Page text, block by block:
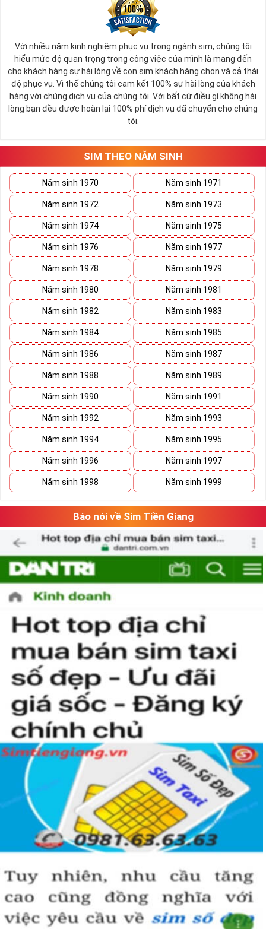
Với nhiều năm kinh nghiệm phục vụ trong ngành sim, chúng tôi
hiểu mức độ quan trọng trong công việc của mình là mang đến
cho khách hàng sự hài lòng về con sim khách hàng chọn và cả thái
độ phục vụ. Vì thế chúng tôi cam kết 100% sự hài lòng của khách
hàng với chúng dịch vụ của chúng tôi. Với bất cứ điều gì không hài
lòng bạn đều được hoàn lại 100% phí dịch vụ đã chuyển cho chúng
tôi.
SIM THEO NĂM SINH
Năm sinh 1970 Năm sinh 1971
Năm sinh 1972 Năm sinh 1973
Năm sinh 1974 Năm sinh 1975
Năm sinh 1976 Năm sinh 1977
Năm sinh 1978 Năm sinh 1979
Năm sinh 1980 Năm sinh 1981
Năm sinh 1982 Năm sinh 1983
Năm sinh 1984 Năm sinh 1985
Năm sinh 1986 Năm sinh 1987
Năm sinh 1988 Năm sinh 1989
Năm sinh 1990 Năm sinh 1991
Năm sinh 1992 Năm sinh 1993
Năm sinh 1994 Năm sinh 1995
Năm sinh 1996 Năm sinh 1997
Năm sinh 1998 Năm sinh 1999
Báo nói về Sim Tiền Giang